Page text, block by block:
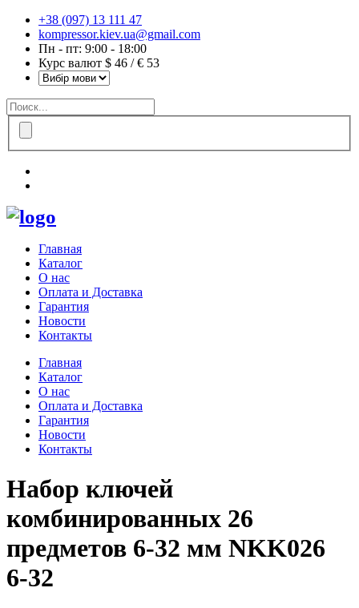
+38 (097) 13 111 47
kompressor.kiev.ua@gmail.com
Пн - пт: 9:00 - 18:00
Курс валют $ 46 / € 53
Главная
Каталог
О нас
Оплата и Доставка
Гарантия
Новости
Контакты
Главная
Каталог
О нас
Оплата и Доставка
Гарантия
Новости
Контакты
Набор ключей
комбинированных 26
предметов 6-32 мм NKK026
6-32